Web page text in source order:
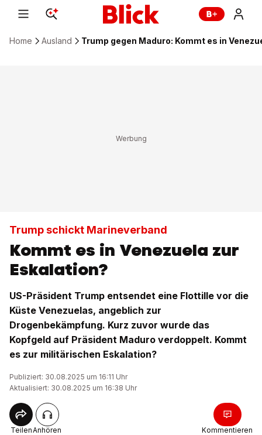
Home Ausland Trump gegen Maduro: Kommt es in
Trump schickt Marineverband
Kommt es in Venezuela zur
Eskalation?
US-Präsident Trump entsendet eine Flottille vor die
Küste Venezuelas, angeblich zur
Drogenbekämpfung. Kurz zuvor wurde das
Kopfgeld auf Präsident Maduro verdoppelt. Kommt
es zur militärischen Eskalation?
Publiziert: 30.08.2025 um 16:11 Uhr
Aktualisiert: 30.08.2025 um 16:38 Uhr
TeilenAnhören Kommentieren